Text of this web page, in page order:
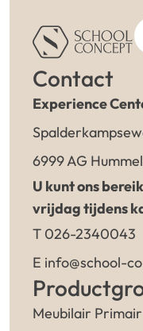
Contact
Experience
6999 AG
U kunt ons
vrijdag tijdens
T 026-2340043
E info@school-
Meubilair